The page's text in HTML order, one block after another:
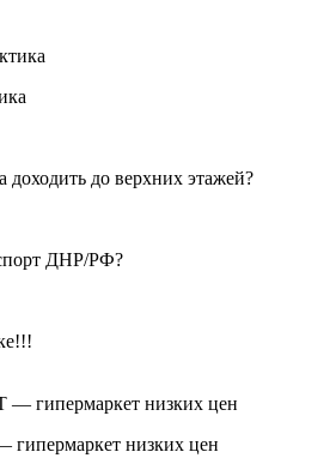
доходить до верхних этажей?
ДНР/РФ?
низких цен